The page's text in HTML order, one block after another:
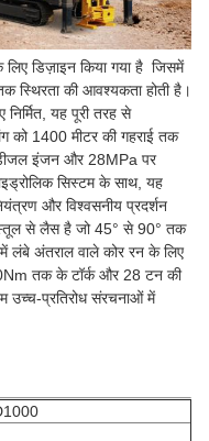
डिज़ाइन किया गया है जिसमें
स्थिरता की आवश्यकता होती है।
यह पूरी तरह से
को 1400 मीटर की गहराई तक
डीजल इंजन और 28MPa पर
सिस्टम के साथ, यह
और विश्वसनीय प्रदर्शन
से लैस है जो 45° से 90° तक
लंबे अंतराल वाले कोर रन के लिए
तक के टॉर्क और 28 टन की
उच्च-प्रतिरोध संरचनाओं में